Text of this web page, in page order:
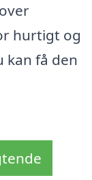
hurtigt og
kan få den